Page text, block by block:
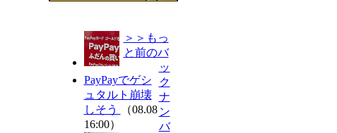
PayPayでゲシ
ュタルト崩壊
しそう
（08.08
16:00）
＞＞もっ
と前のバ
ッ
ク
ナ
ン
バ